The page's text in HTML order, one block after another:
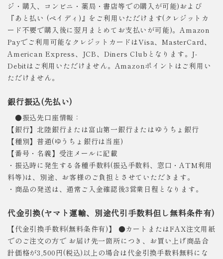
ジ・購入、コンビニ・薬局・書店等での購入が可能)および
『あと払い (ペイディ)』をご利用いただけます(クレジットカ
ード不要で購入後に翌月まとめてお支払いが可能)。Amazon
Payでご利用可能なクレジットカードはVisa、MasterCard、
American Express、JCB、Diners Clubとなります。J-
Debitはご利用いただけません。Amazonポイントはご利用い
ただけません。
銀行振込(先払い)
●振込先口座情報：
【銀行】北陸銀行または富山第一銀行またはゆうちょ銀行
【種別】普通(ゆうちょ銀行は当座)
【番号・名義】受注メールに記載
・振込時に発生する各種手数料(振込手数料、窓口・ATM利用
料等)は、別途、お客様のご負担とさせていただきます。
・商品の発送は、通常ご入金確認後3営業日程となります。
代金引換(ヤマト運輸、別途代引手数料但し無料条件有)
【代金引換手数料(無料条件有)】 ●カートまたはFAX注文用紙
でのご注文の方で お届け先一箇所につき、お買い上げ商品合
計価格が3,500円(税込)以上の場合は代金引換手数料無料にな